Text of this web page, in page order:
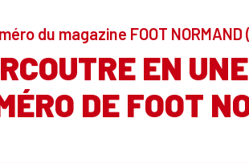
du magazine FOOT
EN
DE FOOT